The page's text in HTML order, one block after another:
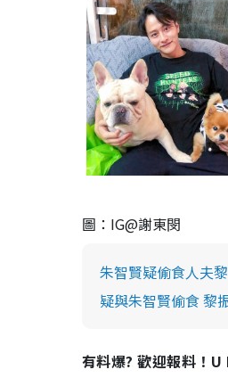
圖：IG@謝東閔
朱智賢疑偷食人夫
疑與朱智賢偷食 黎
有料爆? 歡迎報料！